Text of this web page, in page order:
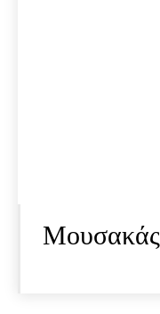
Μουσακάς